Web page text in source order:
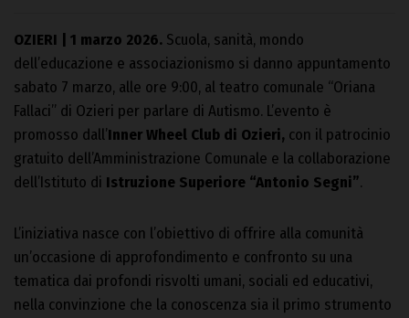
OZIERI | 1 marzo 2026. Scuola, sanità, mondo
dell’educazione e associazionismo si danno appuntamento
sabato 7 marzo, alle ore 9:00, al teatro comunale “Oriana
Fallaci” di Ozieri per parlare di Autismo. L’evento è
promosso dall’Inner Wheel Club di Ozieri, con il patrocinio
gratuito dell’Amministrazione Comunale e la collaborazione
dell’Istituto di Istruzione Superiore “Antonio Segni”.
L’iniziativa nasce con l’obiettivo di offrire alla comunità
un’occasione di approfondimento e confronto su una
tematica dai profondi risvolti umani, sociali ed educativi,
nella convinzione che la conoscenza sia il primo strumento